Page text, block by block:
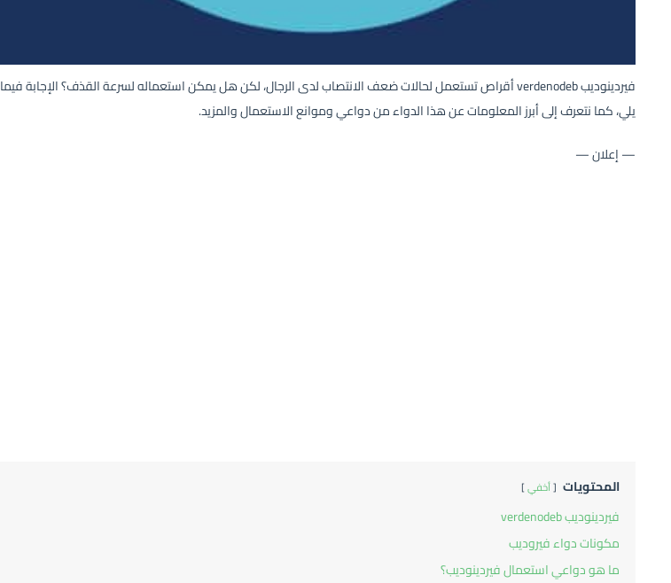
فيردينوديب verdenodeb أقراص تستعمل لحالات ضعف الانتصاب لدى الرجال، لكن هل يمكن استعماله لسرعة القذف؟ الإجابة فيما
يلي، كما نتعرف إلى أبرز المعلومات عن هذا الدواء من دواعي وموانع الاستعمال والمزيد.
— إعلان —
المحتويات أخفي
فيردينوديب verdenodeb
مكونات دواء فيروديب
ما هو دواعي استعمال فيردينوديب؟